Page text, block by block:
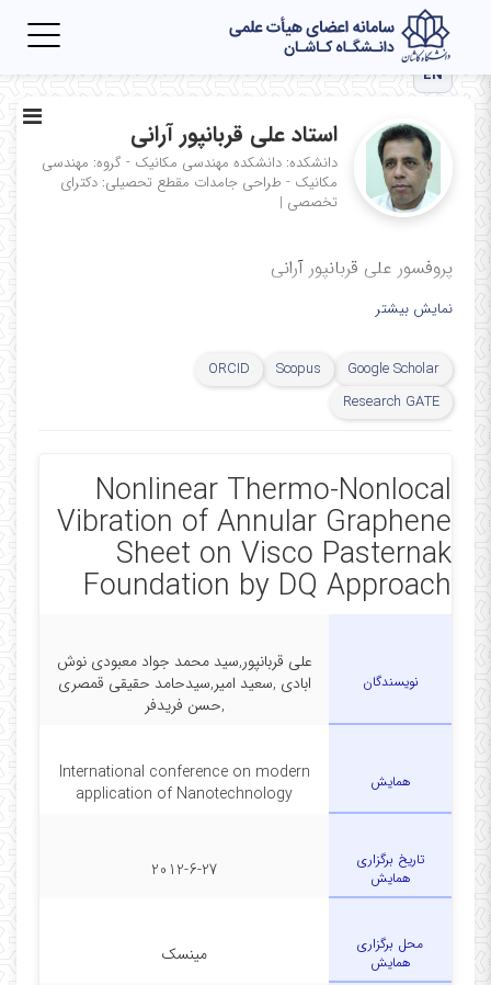
EN
استاد علی قربانپور آرانی
دانشکده: دانشکده مهندسی مکانیک - گروه: مهندسی
مکانیک - طراحی جامدات مقطع تحصیلی: دکترای
تخصصی |
پروفسور علی قربانپور آرانی
نمایش بیشتر
Google Scholar
Scopus
ORCID
Research GATE
Nonlinear Thermo-Nonlocal
Vibration of Annular Graphene
Sheet on Visco Pasternak
Foundation by DQ Approach
نویسندگان
علی قربانپور,سید محمد جواد معبودی نوش
ابادی ,سعید امیر,سیدحامد حقیقی قمصری
,حسن فریدفر
همایش
International conference on modern
application of Nanotechnology
تاریخ برگزاری
همایش
2012-6-27
محل برگزاری
همایش
مینسک